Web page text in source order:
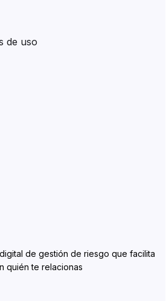
de gestión de riesgo que facilita
quién te relacionas
de uso